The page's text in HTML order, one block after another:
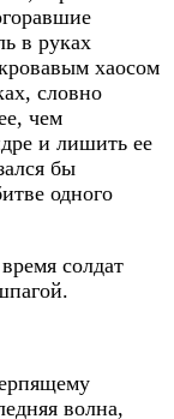
в руках
хаосом
словно
чем
и лишить ее
бы
одного
солдат
волна,